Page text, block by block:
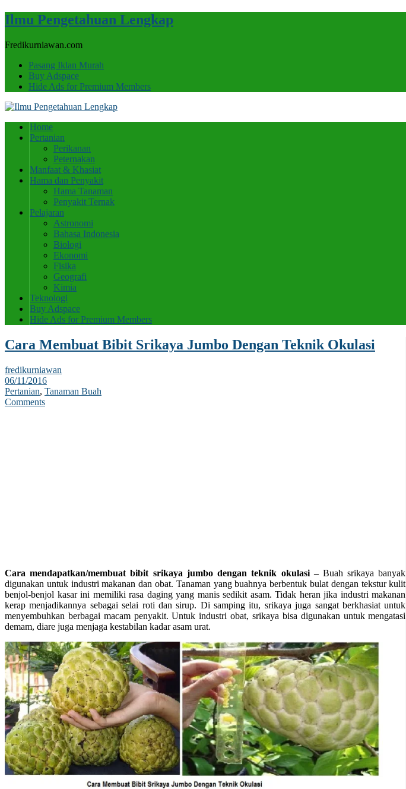
Ilmu Pengetahuan Lengkap
Fredikurniawan.com
Pasang Iklan Murah
Buy Adspace
Hide Ads for Premium Members
Home
Pertanian
Perikanan
Peternakan
Manfaat & Khasiat
Hama dan Penyakit
Hama Tanaman
Penyakit Ternak
Pelajaran
Astronomi
Bahasa Indonesia
Biologi
Ekonomi
Fisika
Geografi
Kimia
Teknologi
Buy Adspace
Hide Ads for Premium Members
Cara Membuat Bibit Srikaya Jumbo Dengan Teknik Okulasi
fredikurniawan
06/11/2016
Pertanian, Tanaman Buah
Comments
Cara mendapatkan/membuat bibit srikaya jumbo dengan teknik okulasi – Buah srikaya banyak
digunakan untuk industri makanan dan obat. Tanaman yang buahnya berbentuk bulat dengan tekstur kulit
benjol-benjol kasar ini memiliki rasa daging yang manis sedikit asam. Tidak heran jika industri makanan
kerap menjadikannya sebagai selai roti dan sirup. Di samping itu, srikaya juga sangat berkhasiat untuk
menyembuhkan berbagai macam penyakit. Untuk industri obat, srikaya bisa digunakan untuk mengatasi
demam, diare juga menjaga kestabilan kadar asam urat.